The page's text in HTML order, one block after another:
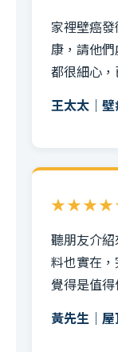
家裡壁癌
康，請他
都很細心，
王太太｜
聽朋友介
料也實在
覺得是值
黃先生｜